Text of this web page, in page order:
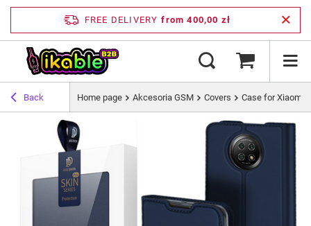
FREE DELIVERY from 400,00 zł
Back Home page Akcesoria GSM Covers Case for Xiaomi